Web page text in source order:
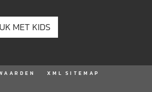
MET KIDS
XML SITEMAP